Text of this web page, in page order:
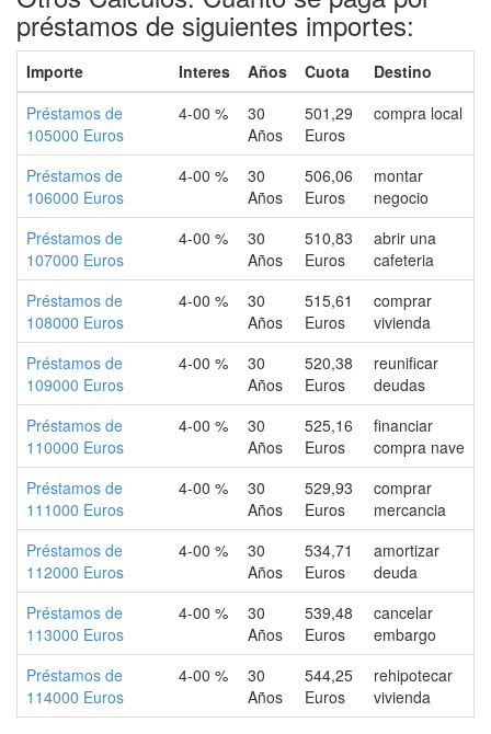
préstamos de siguientes importes:
Importe Interes Años Cuota
Destino
Préstamos de
105000 Euros
4-00 %
30
Años
501,29
Euros
compra local
Préstamos de
106000 Euros
4-00 %
30
Años
506,06
Euros
montar
negocio
Préstamos de
107000 Euros
4-00 %
30
Años
510,83
Euros
abrir una
cafeteria
Préstamos de
108000 Euros
4-00 %
30
Años
515,61
Euros
comprar
vivienda
Préstamos de
109000 Euros
4-00 %
30
Años
520,38
Euros
reunificar
deudas
Préstamos de
110000 Euros
4-00 %
30
Años
525,16
Euros
financiar
compra nave
Préstamos de
111000 Euros
4-00 %
30
Años
529,93
Euros
comprar
mercancia
Préstamos de
112000 Euros
4-00 %
30
Años
534,71
Euros
amortizar
deuda
Préstamos de
113000 Euros
4-00 %
30
Años
539,48
Euros
cancelar
embargo
Préstamos de
114000 Euros
4-00 %
30
Años
544,25
Euros
rehipotecar
vivienda